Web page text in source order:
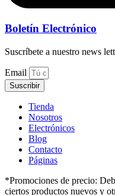
Boletín Electrónico
Suscríbete a nuestro news
Email
Suscribir
Tienda
Nosotros
Electrónicos
Blog
Contacto
Páginas
*Promociones de precio:
ciertos productos nuevos y